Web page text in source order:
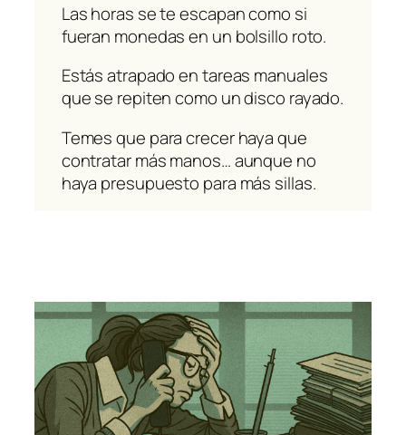
Las horas se te escapan como si
fueran monedas en un bolsillo roto.
Estás atrapado en tareas manuales
que se repiten como un disco rayado.
Temes que para crecer haya que
contratar más manos… aunque no
haya presupuesto para más sillas.